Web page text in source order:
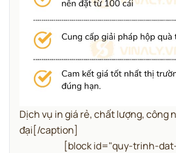
Dịch vụ in giá rẻ, chất lượng, công
đại[/caption]
[block id="quy-trinh-